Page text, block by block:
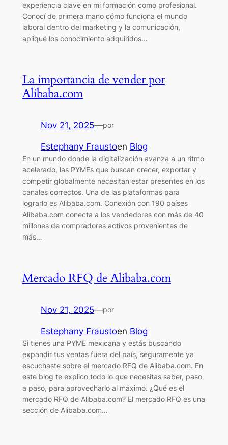
experiencia clave en mi formación como profesional.
Conocí de primera mano cómo funciona el mundo
laboral dentro del marketing y la comunicación,
apliqué los conocimiento adquiridos…
La importancia de vender por
Alibaba.com
Nov 21, 2025—por
Estephany Fraustoen Blog
En un mundo donde la digitalización avanza a un ritmo
acelerado, las PYMEs que buscan crecer, exportar y
competir globalmente necesitan estar presentes en los
canales correctos. Una de las plataformas para
lograrlo es Alibaba.com. Conexión con 190 países
Alibaba.com conecta a los vendedores con más de 40
millones de compradores activos provenientes de
más…
Mercado RFQ de Alibaba.com
Nov 21, 2025—por
Estephany Fraustoen Blog
Si tienes una PYME mexicana y estás buscando
expandir tus ventas fuera del país, seguramente ya
escuchaste sobre el mercado RFQ de Alibaba.com. En
este blog te explico todo lo que necesitas saber, paso
a paso, para aprovecharlo al máximo. ¿Qué es el
mercado RFQ de Alibaba.com? El mercado RFQ es una
sección de Alibaba.com…